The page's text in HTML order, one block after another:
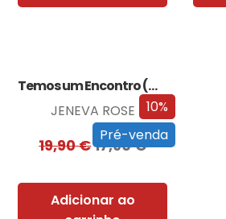
10%
Pré-venda
Temos um Encontro (Outra Vez) – Edição…
JENEVA ROSE
19,90€17,90€
Adicionar ao